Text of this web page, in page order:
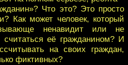
Что это? Это просто
Как может человек, который
ненавидит или не
считаться её гражданином? И
на своих граждан,
фиктивных?